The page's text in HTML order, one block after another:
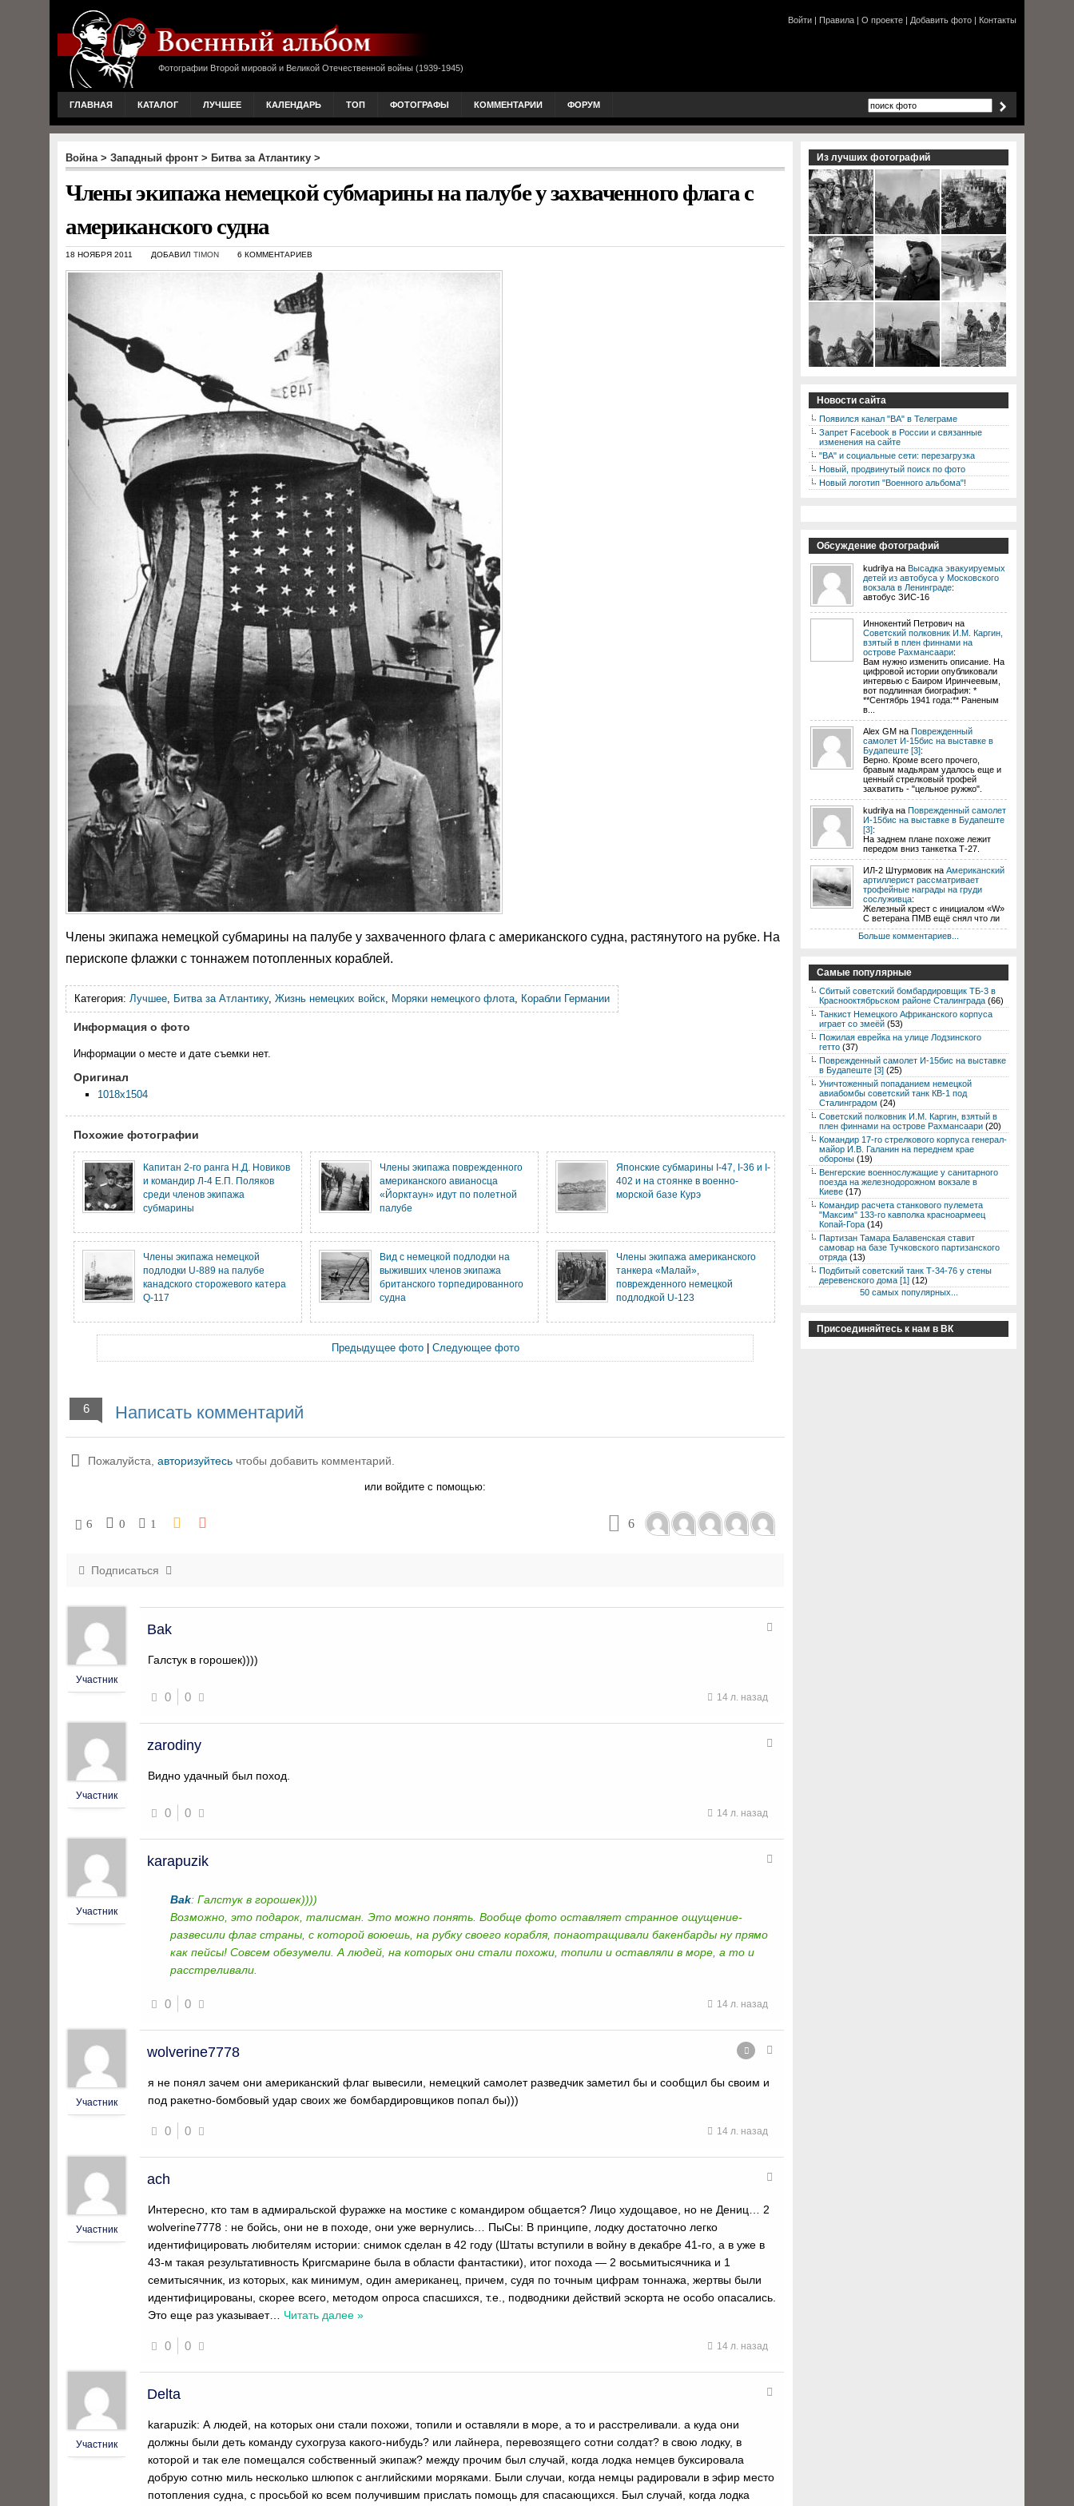
Фотографии Второй мировой и Великой Отечественной войны (1939-1945)
Войти | Правила | О проекте | Добавить фото | Контакты
ГЛАВНАЯ КАТАЛОГ ЛУЧШЕЕ КАЛЕНДАРЬ ТОП ФОТОГРАФЫ КОММЕНТАРИИ ФОРУМ
Война> Западный фронт > Битва за Атлантику >
Члены экипажа немецкой субмарины на палубе у захваченного флага с
американского судна
18 НОЯБРЯ 2011 ДОБАВИЛ TIMON 6 КОММЕНТАРИЕВ
Члены экипажа немецкой субмарины на палубе у захваченного флага с американского судна, растянутого на рубке. На
перископе флажки с тоннажем потопленных кораблей.
Категория: Лучшее, Битва за Атлантику, Жизнь немецких войск, Моряки немецкого флота, Корабли Германии
Информация о фото
Информации о месте и дате съемки нет.
Оригинал
1018x1504
Похожие фотографии
Капитан 2-го ранга Н.Д. Новиков
и командир Л-4 Е.П. Поляков
среди членов экипажа
субмарины
Члены экипажа поврежденного
американского авианосца
«Йорктаун» идут по полетной
палубе
Японские субмарины I-47, I-36 и I-
402 и на стоянке в военно-
морской базе Курэ
Члены экипажа немецкой
подлодки U-889 на палубе
канадского сторожевого катера
Q-117
Вид с немецкой подлодки на
выживших членов экипажа
британского торпедированного
судна
Члены экипажа американского
танкера «Малай»,
поврежденного немецкой
подлодкой U-123
Предыдущее фото| Следующее фото
6 Написать комментарий
Пожалуйста, авторизуйтесь чтобы добавить комментарий.
или войдите с помощью:
6 0 1 6
Подписаться
Участник
Bak
Галстук в горошек))))
0 0 14 л. назад
Участник
zarodiny
Видно удачный был поход.
0 0 14 л. назад
Участник
karapuzik
Bak: Галстук в горошек))))
Возможно, это подарок, талисман. Это можно понять. Вообще фото оставляет странное ощущение-
развесили флаг страны, с которой воюешь, на рубку своего корабля, понаотращивали бакенбарды ну прямо
как пейсы! Совсем обезумели. А людей, на которых они стали похожи, топили и оставляли в море, а то и
расстреливали.
0 0 14 л. назад
Участник
wolverine7778
я не понял зачем они американский флаг вывесили, немецкий самолет разведчик заметил бы и сообщил бы своим и
под ракетно-бомбовый удар своих же бомбардировщиков попал бы)))
0 0 14 л. назад
Участник
ach
Интересно, кто там в адмиральской фуражке на мостике с командиром общается? Лицо худощавое, но не Дениц… 2
wolverine7778 : не бойсь, они не в походе, они уже вернулись… ПыСы: В принципе, лодку достаточно легко
идентифицировать любителям истории: снимок сделан в 42 году (Штаты вступили в войну в декабре 41-го, а в уже в
43-м такая результативность Кригсмарине была в области фантастики), итог похода — 2 восьмитысячника и 1
семитысячник, из которых, как минимум, один американец, причем, судя по точным цифрам тоннажа, жертвы были
идентифицированы, скорее всего, методом опроса спасшихся, т.е., подводники действий эскорта не особо опасались.
Это еще раз указывает… Читать далее »
0 0 14 л. назад
Участник
Delta
karapuzik: А людей, на которых они стали похожи, топили и оставляли в море, а то и расстреливали. а куда они
должны были деть команду сухогруза какого-нибудь? или лайнера, перевозящего сотни солдат? в свою лодку, в
которой и так еле помещался собственный экипаж? между прочим был случай, когда лодка немцев буксировала
добрую сотню миль несколько шлюпок с английскими моряками. Были случаи, когда немцы радировали в эфир место
потопления судна, с просьбой ко всем получившим прислать помощь для спасающихся. Был случай, когда лодка
Из лучших фотографий
Новости сайта
Появился канал "ВА" в Телеграме
Запрет Facebook в России и связанные
изменения на сайте
"ВА" и социальные сети: перезагрузка
Новый, продвинутый поиск по фото
Новый логотип "Военного альбома"!
Обсуждение фотографий
kudrilya на Высадка эвакуируемых
детей из автобуса у Московского
вокзала в Ленинграде:
автобус ЗИС-16
Иннокентий Петрович на
Советский полковник И.М. Каргин,
взятый в плен финнами на
острове Рахмансаари:
Вам нужно изменить описание. На
цифровой истории опубликовали
интервью с Баиром Иринчеевым,
вот подлинная биография: *
**Сентябрь 1941 года:** Раненым
в...
Alex GM на Поврежденный
самолет И-15бис на выставке в
Будапеште [3]:
Верно. Кроме всего прочего,
бравым мадьярам удалось еще и
ценный стрелковый трофей
захватить - "цельное ружжо".
kudrilya на Поврежденный самолет
И-15бис на выставке в Будапеште
[3]:
На заднем плане похоже лежит
передом вниз танкетка Т-27.
ИЛ-2 Штурмовик на Американский
артиллерист рассматривает
трофейные награды на груди
сослуживца:
Железный крест с инициалом «W»
С ветерана ПМВ ещё снял что ли
Больше комментариев...
Самые популярные
Сбитый советский бомбардировщик ТБ-3 в
Краснооктябрьском районе Сталинграда (66)
Танкист Немецкого Африканского корпуса
играет со змеёй (53)
Пожилая еврейка на улице Лодзинского
гетто (37)
Поврежденный самолет И-15бис на выставке
в Будапеште [3] (25)
Уничтоженный попаданием немецкой
авиабомбы советский танк КВ-1 под
Сталинградом (24)
Советский полковник И.М. Каргин, взятый в
плен финнами на острове Рахмансаари (20)
Командир 17-го стрелкового корпуса генерал-
майор И.В. Галанин на переднем крае
обороны (19)
Венгерские военнослужащие у санитарного
поезда на железнодорожном вокзале в
Киеве (17)
Командир расчета станкового пулемета
"Максим" 133-го кавполка красноармеец
Копай-Гора (14)
Партизан Тамара Балавенская ставит
самовар на базе Тучковского партизанского
отряда (13)
Подбитый советский танк Т-34-76 у стены
деревенского дома [1] (12)
50 самых популярных...
Присоединяйтесь к нам в ВК